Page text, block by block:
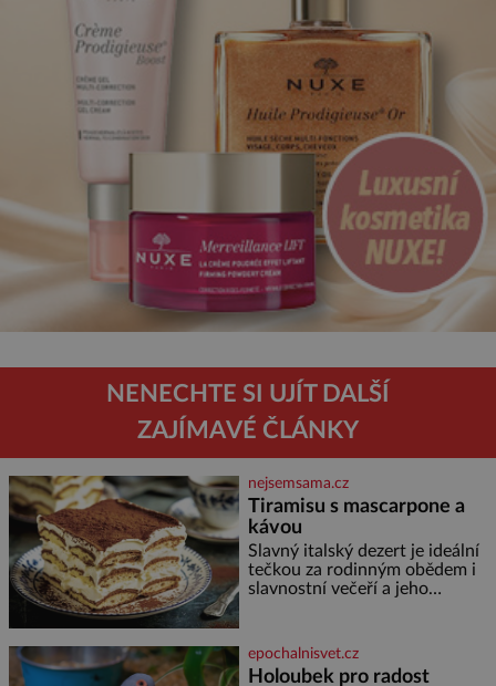
NENECHTE SI UJÍT DALŠÍ
ZAJÍMAVÉ ČLÁNKY
nejsemsama.cz
Tiramisu s mascarpone a
kávou
Slavný italský dezert je ideální
tečkou za rodinným obědem i
slavnostní večeří a jeho
osoby: 250 g mascarpone 3
vejce 80 g cukru 200 g
cukrářských piškotů 250 ml
epochalnisvet.cz
Holoubek pro radost